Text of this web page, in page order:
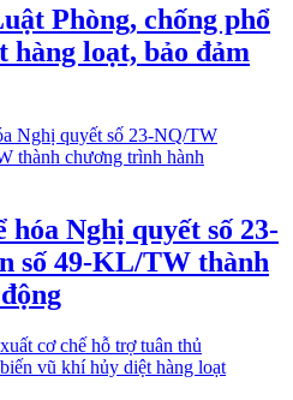
Phòng, chống phổ
loạt, bảo đảm
Nghị quyết số 23-
số 49-KL/TW thành